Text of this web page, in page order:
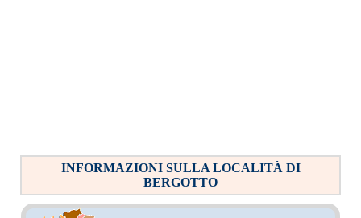
INFORMAZIONI SULLA LOCALITÀ DI
BERGOTTO